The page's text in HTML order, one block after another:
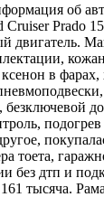
об
Prado
двигатель.
в
безключевой
тоета,
без дтп и
тысяча.